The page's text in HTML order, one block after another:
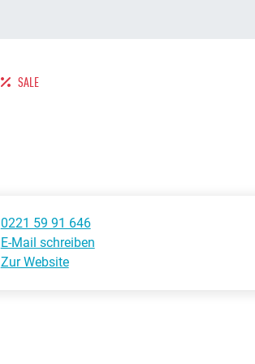
SALE
0221 59 91 646
E-Mail schreiben
Zur Website